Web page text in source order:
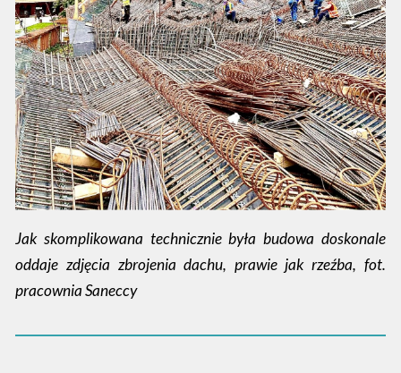
Jak skomplikowana technicznie była budowa doskonale
oddaje zdjęcia zbrojenia dachu, prawie jak rzeźba, fot.
pracownia Saneccy